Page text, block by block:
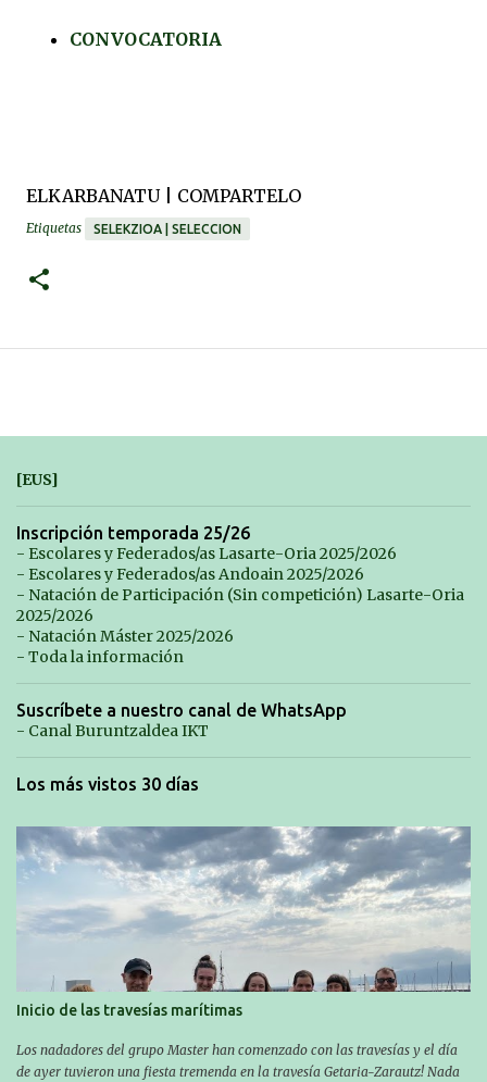
CONVOCATORIA
ELKARBANATU | COMPARTELO
Etiquetas SELEKZIOA | SELECCION
[EUS]
Inscripción temporada 25/26
- Escolares y Federados/as Lasarte-Oria 2025/2026
- Escolares y Federados/as Andoain 2025/2026
- Natación de Participación (Sin competición) Lasarte-Oria
2025/2026
- Natación Máster 2025/2026
- Toda la información
Suscríbete a nuestro canal de WhatsApp
- Canal Buruntzaldea IKT
Los más vistos 30 días
Inicio de las travesías marítimas
Los nadadores del grupo Master han comenzado con las travesías y el día
de ayer tuvieron una fiesta tremenda en la travesía Getaria-Zarautz! Nada